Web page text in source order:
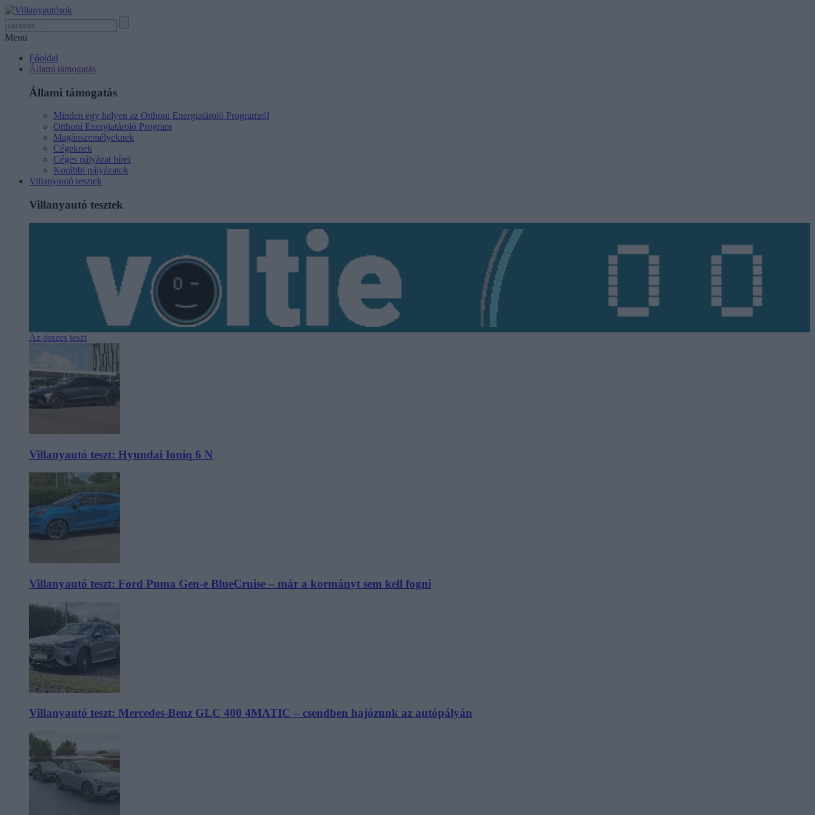
Menü
Főoldal
Állami támogatás
Állami támogatás
Minden egy helyen az Otthoni Energiatároló Programról
Otthoni Energiatároló Program
Magánszemélyeknek
Cégeknek
Céges pályázat hírei
Korábbi pályázatok
Villanyautó tesztek
Villanyautó tesztek
Az összes teszt
Villanyautó teszt: Hyundai Ioniq 6 N
Villanyautó teszt: Ford Puma Gen-e BlueCruise – már a kormányt sem kell fogni
Villanyautó teszt: Mercedes-Benz GLC 400 4MATIC – csendben hajózunk az autópályán